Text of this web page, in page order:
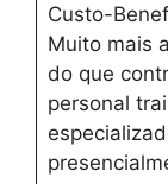
Custo-
Muito mais
do que
personal